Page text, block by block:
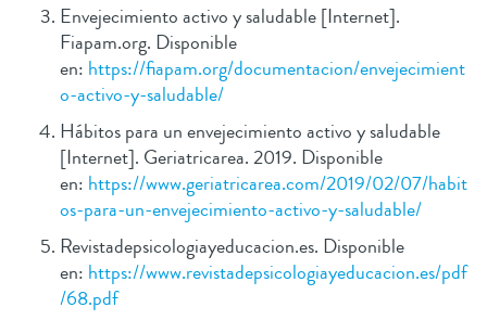
Envejecimiento activo y saludable [Internet].
Fiapam.org. Disponible
en: https://fiapam.org/documentacion/envejecimient
o-activo-y-saludable/
Hábitos para un envejecimiento activo y saludable
[Internet]. Geriatricarea. 2019. Disponible
en: https://www.geriatricarea.com/2019/02/07/habit
os-para-un-envejecimiento-activo-y-saludable/
Revistadepsicologiayeducacion.es. Disponible
en: https://www.revistadepsicologiayeducacion.es/pdf
/68.pdf